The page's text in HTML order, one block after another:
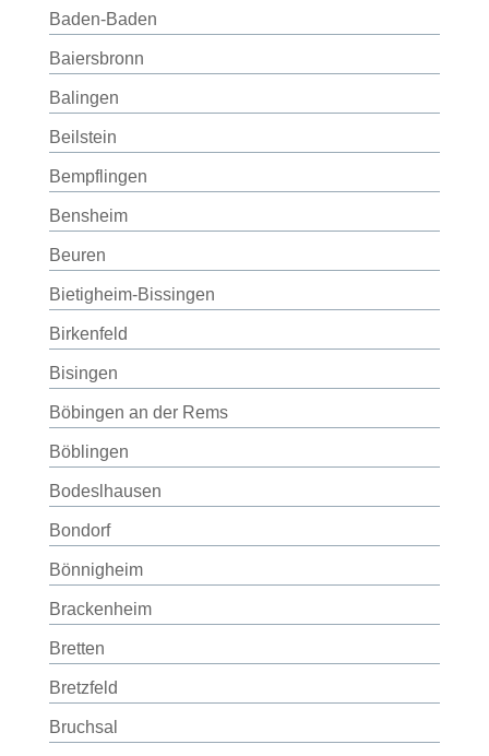
Baden-Baden
Baiersbronn
Balingen
Beilstein
Bempflingen
Bensheim
Beuren
Bietigheim-Bissingen
Birkenfeld
Bisingen
Böbingen an der Rems
Böblingen
Bodeslhausen
Bondorf
Bönnigheim
Brackenheim
Bretten
Bretzfeld
Bruchsal